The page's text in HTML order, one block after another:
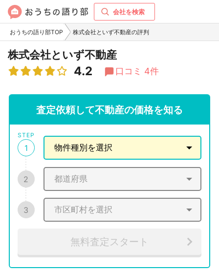
会社を検索
おうちの語り部TOP 株式会社といず不動産の評判
株式会社といず不動産
4.2 口コミ 4件
査定依頼して不動産の価格を知る
STEP
1
2
3
無料査定スタート